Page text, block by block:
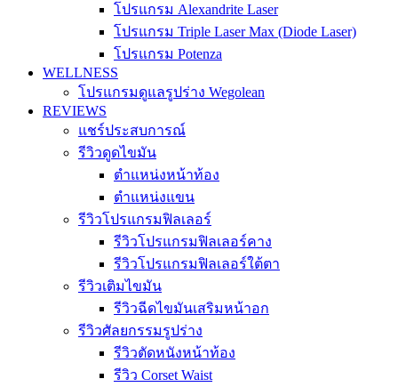
โปรแกรม Alexandrite Laser
โปรแกรม Triple Laser Max (Diode Laser)
โปรแกรม Potenza
WELLNESS
โปรแกรมดูแลรูปร่าง Wegolean
REVIEWS
แชร์ประสบการณ์
รีวิวดูดไขมัน
ตำแหน่งหน้าท้อง
ตำแหน่งแขน
รีวิวโปรแกรมฟิลเลอร์
รีวิวโปรแกรมฟิลเลอร์คาง
รีวิวโปรแกรมฟิลเลอร์ใต้ตา
รีวิวเติมไขมัน
รีวิวฉีดไขมันเสริมหน้าอก
รีวิวศัลยกรรมรูปร่าง
รีวิวตัดหนังหน้าท้อง
รีวิว Corset Waist